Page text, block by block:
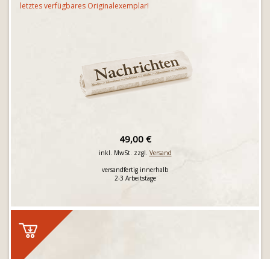
letztes verfügbares Originalexemplar!
49,00 €
inkl. MwSt. zzgl. Versand
versandfertig innerhalb
2-3 Arbeitstage